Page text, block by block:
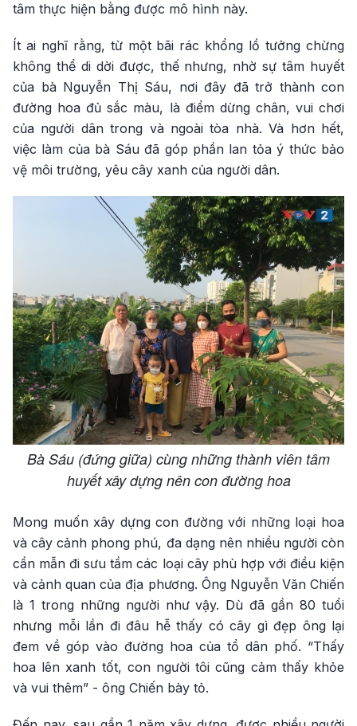
tâm thực hiện bằng được mô hình này.
Ít ai nghĩ rằng, từ một bãi rác khổng lồ tưởng chừng
không thể di dời được, thế nhưng, nhờ sự tâm huyết
của bà Nguyễn Thị Sáu, nơi đây đã trở thành con
đường hoa đủ sắc màu, là điểm dừng chân, vui chơi
của người dân trong và ngoài tòa nhà. Và hơn hết,
việc làm của bà Sáu đã góp phần lan tỏa ý thức bảo
vệ môi trường, yêu cây xanh của người dân.
Bà Sáu (đứng giữa) cùng những thành viên tâm
huyết xây dựng nên con đường hoa
Mong muốn xây dựng con đường với những loại hoa
và cây cảnh phong phú, đa dạng nên nhiều người còn
cần mẫn đi sưu tầm các loại cây phù hợp với điều kiện
và cảnh quan của địa phương. Ông Nguyễn Văn Chiến
là 1 trong những người như vậy. Dù đã gần 80 tuổi
nhưng mỗi lần đi đâu hễ thấy có cây gì đẹp ông lại
đem về góp vào đường hoa của tổ dân phố. “Thấy
hoa lên xanh tốt, con người tôi cũng cảm thấy khỏe
và vui thêm” - ông Chiến bày tỏ.